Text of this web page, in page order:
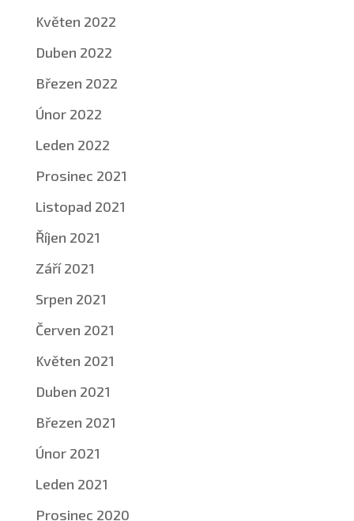
Květen 2022
Duben 2022
Březen 2022
Únor 2022
Leden 2022
Prosinec 2021
Listopad 2021
Říjen 2021
Září 2021
Srpen 2021
Červen 2021
Květen 2021
Duben 2021
Březen 2021
Únor 2021
Leden 2021
Prosinec 2020